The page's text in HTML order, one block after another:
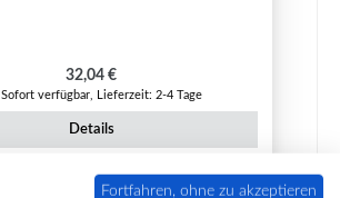
Regulärer Preis:
32,04 €
Sofort verfügbar, Lieferzeit: 2-4 Tage
Details
Fortfahren, ohne zu akzeptieren